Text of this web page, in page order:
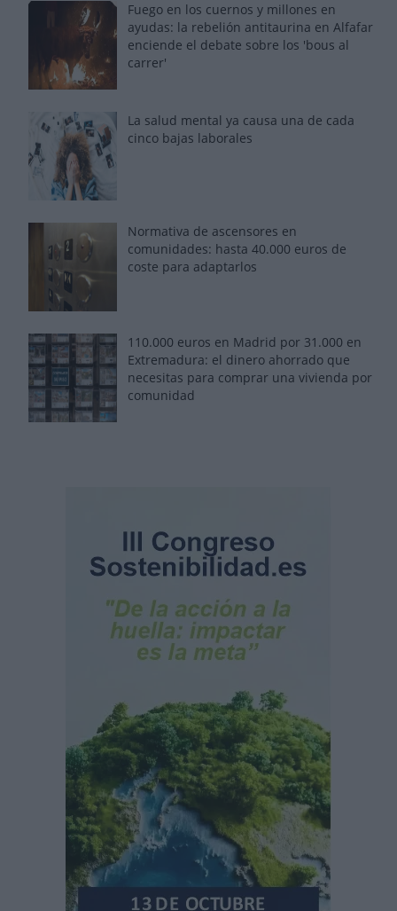
Fuego en los cuernos y millones en
ayudas: la rebelión antitaurina en Alfafar
enciende el debate sobre los 'bous al
carrer'
La salud mental ya causa una de cada
cinco bajas laborales
Normativa de ascensores en
comunidades: hasta 40.000 euros de
coste para adaptarlos
110.000 euros en Madrid por 31.000 en
Extremadura: el dinero ahorrado que
necesitas para comprar una vivienda por
comunidad